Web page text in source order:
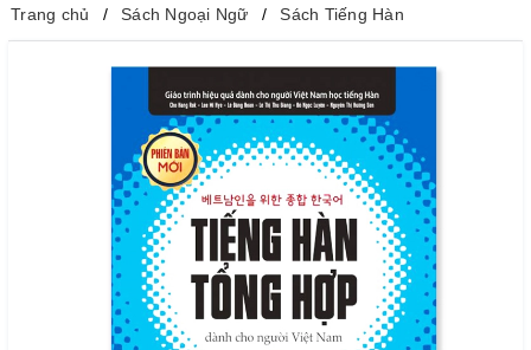
Trang chủ Sách Ngoại Ngữ Sách Tiếng Hàn